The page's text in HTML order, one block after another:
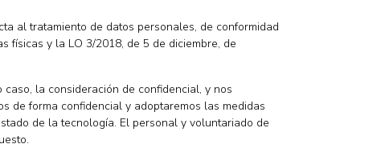
al tratamiento de datos personales, de conformidad
físicas y la LO 3/2018, de 5 de diciembre, de
la consideración de confidencial, y nos
de forma confidencial y adoptaremos las medidas
de la tecnología. El personal y voluntariado de